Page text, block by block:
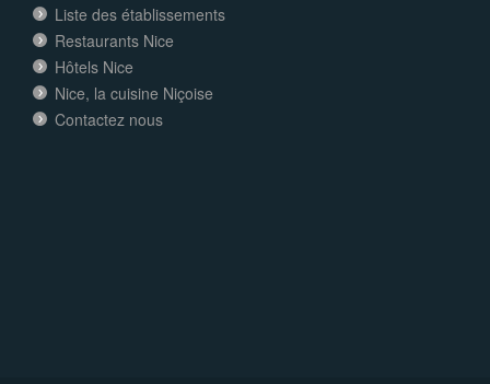
Liste des établissements
Restaurants Nice
Hôtels Nice
Nice, la cuisine Niçoise
Contactez nous